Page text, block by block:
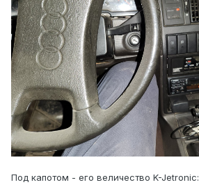
Под капотом - его величество K-Jetronic: